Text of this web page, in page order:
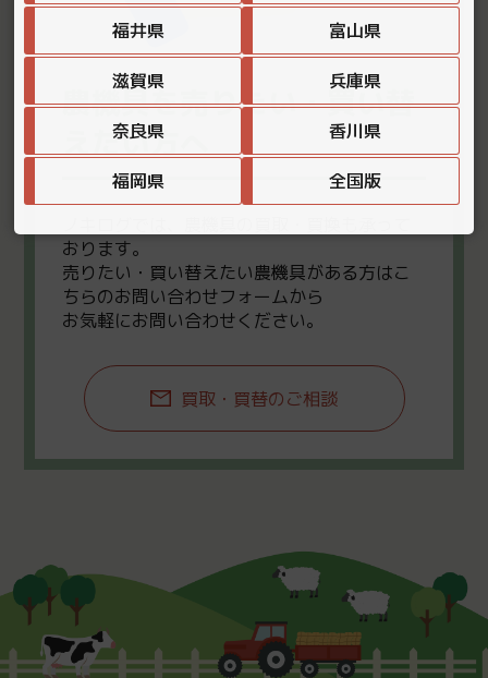
農機具を売りたい・買い替
えたい方へ
おります。
売りたい・買い替えたい農機具がある方はこ
ちらのお問い合わせフォームから
お気軽にお問い合わせください。
買取・買替のご相談
福井県 富山県
滋賀県 兵庫県
奈良県 香川県
福岡県 全国版